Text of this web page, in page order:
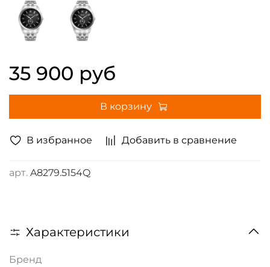
В избранное Добавить в сравнение
арт. A8279.5154Q
35 900 руб
В корзину
Характеристики
Бренд